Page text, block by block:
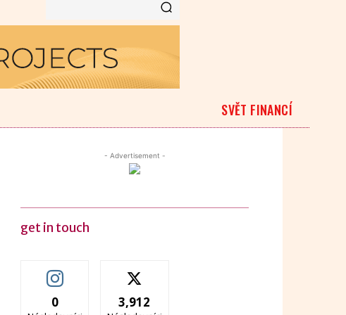
SVĚT FINANCÍ
- Advertisement -
get in touch
0 3,912